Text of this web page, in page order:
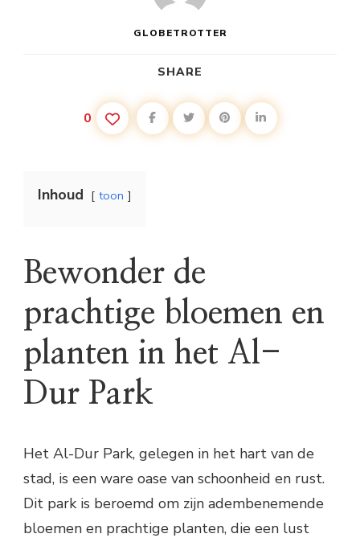
GLOBETROTTER
SHARE
0
Inhoud toon
Bewonder de
prachtige bloemen en
planten in het Al-
Dur Park
Het Al-Dur Park, gelegen in het hart van de
stad, is een ware oase van schoonheid en rust.
Dit park is beroemd om zijn adembenemende
bloemen en prachtige planten, die een lust